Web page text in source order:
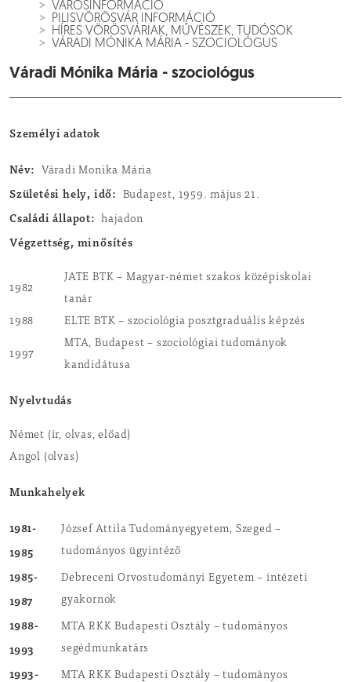
VÁROSINFORMÁCIÓ
PILISVÖRÖSVÁR INFORMÁCIÓ
HÍRES VÖRÖSVÁRIAK, MŰVÉSZEK, TUDÓSOK
VÁRADI MÓNIKA MÁRIA - SZOCIOLÓGUS
Váradi Mónika Mária - szociológus
Személyi adatok
Név: Váradi Monika Mária
Születési hely, idő: Budapest, 1959. május 21.
Családi állapot: hajadon
Végzettség, minősítés
1982
JATE BTK – Magyar-német szakos középiskolai
tanár
1988
ELTE BTK – szociológia posztgraduális képzés
1997
MTA, Budapest – szociológiai tudományok
kandidátusa
Nyelvtudás
Német (ír, olvas, előad)
Angol (olvas)
Munkahelyek
1981-
1985
József Attila Tudományegyetem, Szeged –
tudományos ügyintéző
1985-
1987
Debreceni Orvostudományi Egyetem – intézeti
gyakornok
1988-
1993
MTA RKK Budapesti Osztály – tudományos
segédmunkatárs
1993-
MTA RKK Budapesti Osztály – tudományos